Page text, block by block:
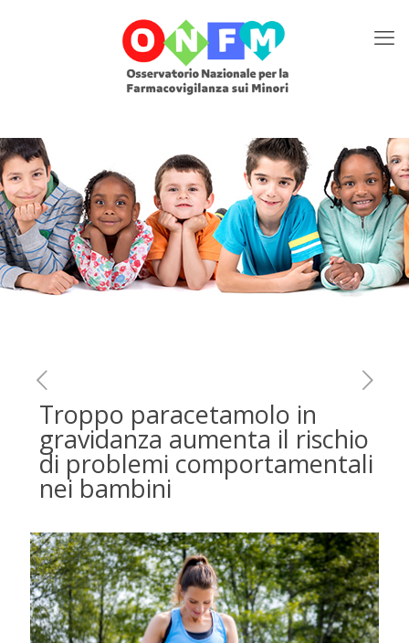
Troppo paracetamolo in
gravidanza aumenta il rischio
di problemi comportamentali
nei bambini